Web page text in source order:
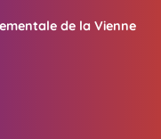
de la Vienne